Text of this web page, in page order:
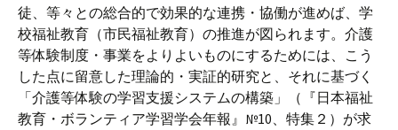
徒、等々との総合的で効果的な連携・協働が進めば、学
校福祉教育（市民福祉教育）の推進が図られます。介護
等体験制度・事業をよりよいものにするためには、こう
した点に留意した理論的・実証的研究と、それに基づく
「介護等体験の学習支援システムの構築」（『日本福祉
教育・ボランティア学習学会年報』№10、特集２）が求